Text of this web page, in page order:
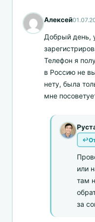
Алексей
Добрый день,
Телефон я
в Россию не
нету, была
мне
или
там
за